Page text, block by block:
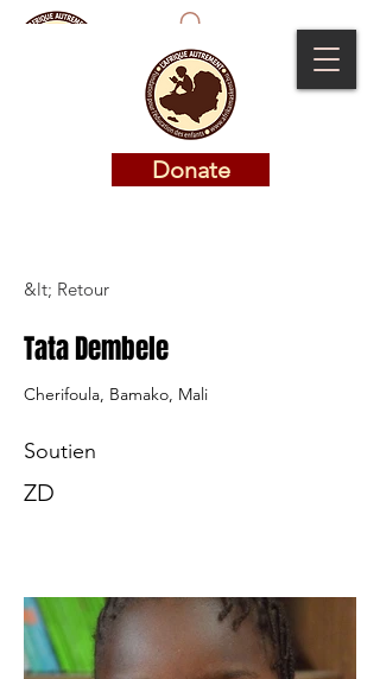
Donate
Donate
&lt; Retour
Tata Dembele
Cherifoula, Bamako, Mali
Soutien
ZD